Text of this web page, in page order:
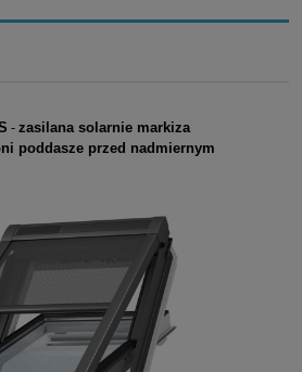
- zasilana solarnie markiza
poddasze przed nadmiernym